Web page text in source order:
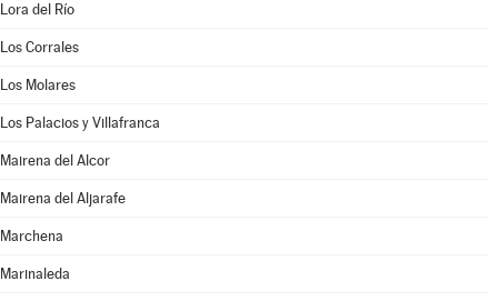
Lora del Río
Los Corrales
Los Molares
Los Palacios y Villafranca
Mairena del Alcor
Mairena del Aljarafe
Marchena
Marinaleda